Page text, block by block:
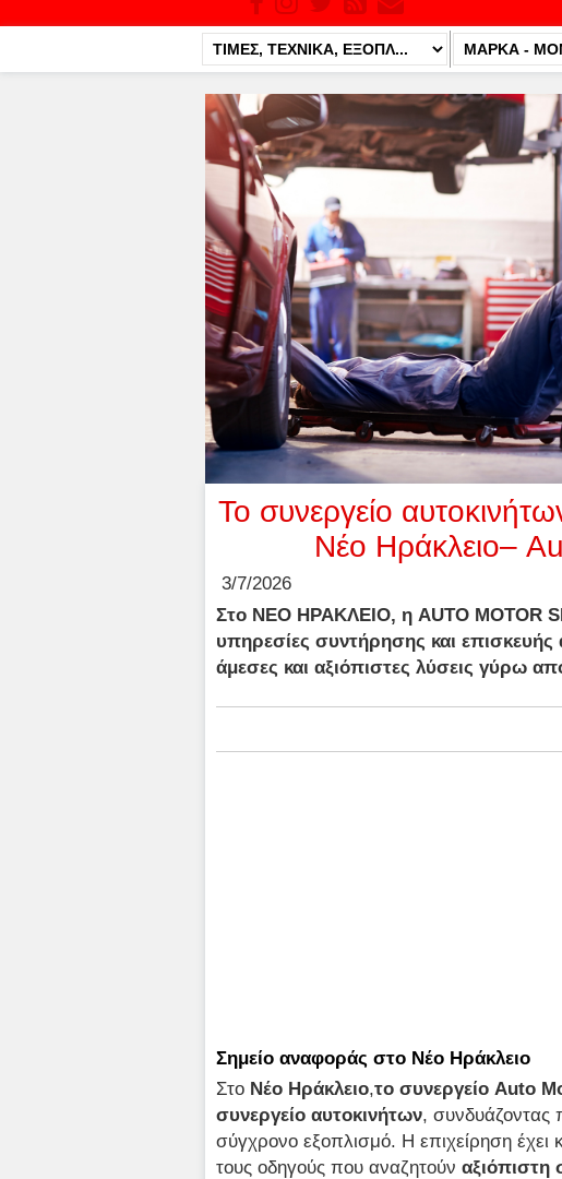
Το συνεργείο
Νέο Ηράκλειο–
3/7/2026
Στο ΝΕΟ ΗΡΑΚΛΕΙΟ, η AUTO MOTOR
υπηρεσίες συντήρησης και επισκευής
άμεσες και αξιόπιστες λύσεις γύρω
Σημείο αναφοράς στο Νέο Ηράκλειο
Στο Νέο Ηράκλειο,το συνεργείο Auto
συνεργείο αυτοκινήτων, συνδυάζοντας
σύγχρονο εξοπλισμό. Η επιχείρηση έχει
τους οδηγούς που αναζητούν αξιόπιστη